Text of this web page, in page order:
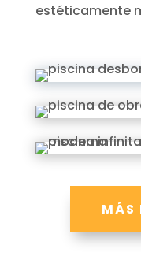
estéticamente
MÁS